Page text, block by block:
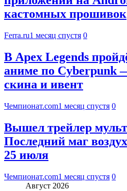
кастомных прошивок
Ferra.ru1 месяц спустя 0
В Apex Legends
аниме по Cyberpunk
скина и ивент
Чемпионат.com1 месяц спустя 0
Вышел трейлер
Последний маг
25 июля
Чемпионат.com1 месяц спустя 0
Август 2026